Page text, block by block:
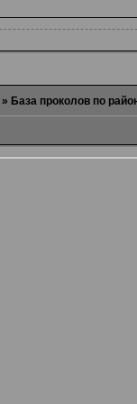
» База проколов по